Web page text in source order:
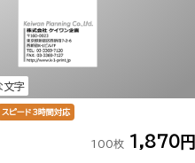
文字
スピード3時間対応
100枚 1,870円